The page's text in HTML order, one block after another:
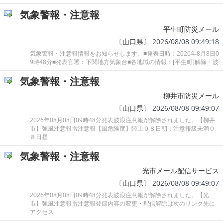
気象警報・注意報
平生町防災メール
〔山口県〕 2026/08/08 09:49:18
気象警報・注意報情報をお知らせします。■発表日時：2026年8月8日0
9時48分■発表官署：下関地方気象台■各地域の情報：[平生町]解除・波
気象警報・注意報
柳井市防災メール
〔山口県〕 2026/08/08 09:49:07
2026年08月08日09時48分発表波浪注意報が解除されました。【柳井
市】強風注意報雷注意報【風危険度】陸上０８日朝：注意報級未満０
８日昼
気象警報・注意報
光市メール配信サービス
〔山口県〕 2026/08/08 09:49:07
2026年08月08日09時48分発表波浪注意報が解除されました。【光
市】強風注意報雷注意報登録内容の変更・配信解除は次のリンク先に
アクセス